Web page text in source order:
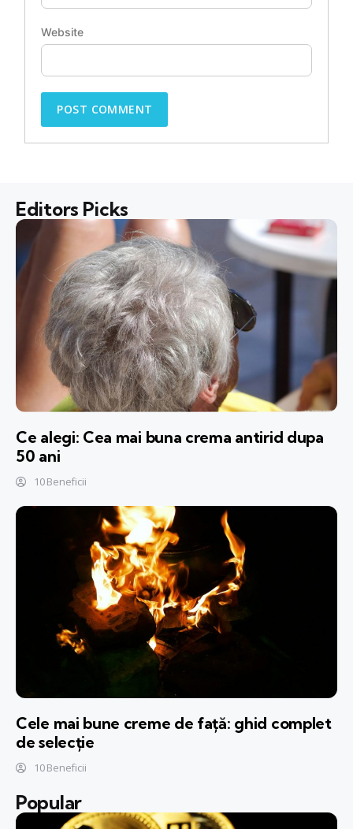
Website
Editors Picks
Ce alegi: Cea mai buna crema antirid dupa
50 ani
10 Beneficii
Cele mai bune creme de față: ghid complet
de selecție
10 Beneficii
Popular